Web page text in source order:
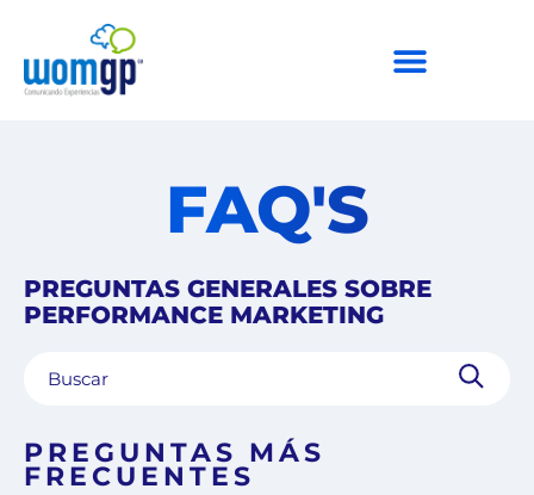
FAQ'S
PREGUNTAS GENERALES SOBRE
PERFORMANCE MARKETING
PREGUNTAS MÁS
FRECUENTES